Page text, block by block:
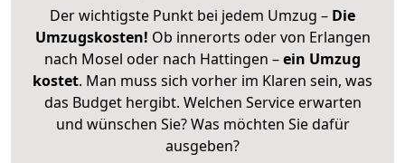
Der wichtigste Punkt bei jedem Umzug – Die
Umzugskosten! Ob innerorts oder von Erlangen
nach Mosel oder nach Hattingen –ein Umzug
kostet. Man muss sich vorher im Klaren sein, was
das Budget hergibt. Welchen Service erwarten
und wünschen Sie? Was möchten Sie dafür
ausgeben?